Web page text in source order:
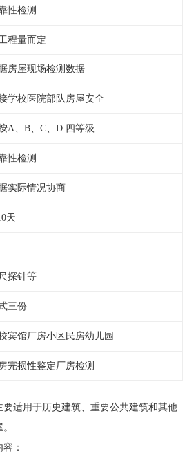
性检测
程量而定
房屋现场检测数据
学校医院部队房屋安全
A、B、C、D 四等级
性检测
实际情况协商
天
探针等
三份
宾馆厂房小区民房幼儿园
完损性鉴定厂房检测
适用于历史建筑、重要公共建筑和其他
：